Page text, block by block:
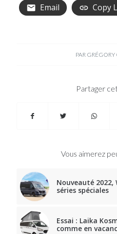
Email Copy
PAR GRÉGORY
Partager
Vous aimerez
Nouveauté 2022,
séries spéciales
Essai : Laika
comme en